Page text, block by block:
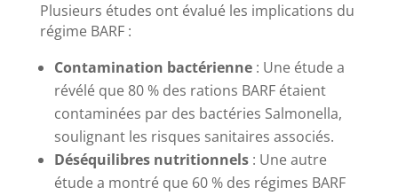
Plusieurs études ont évalué les implications du
régime BARF :
Contamination bactérienne: Une étude a
révélé que 80 % des rations BARF étaient
contaminées par des bactéries Salmonella,
soulignant les risques sanitaires associés.
Déséquilibres nutritionnels: Une autre
étude a montré que 60 % des régimes BARF